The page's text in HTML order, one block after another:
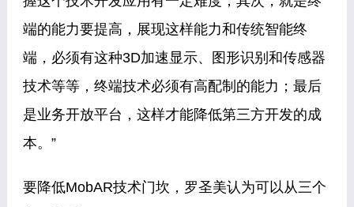
端的能力要提高，展现这样能力和传统智能终
端，必须有这种3D加速显示、图形识别和传感器
技术等等，终端技术必须有高配制的能力；最后
是业务开放平台，这样才能降低第三方开发的成
本。”
要降低MobAR技术门坎，罗圣美认为可以从三个